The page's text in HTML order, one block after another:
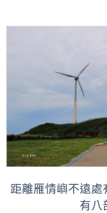
距離雁情嶼不遠
有八